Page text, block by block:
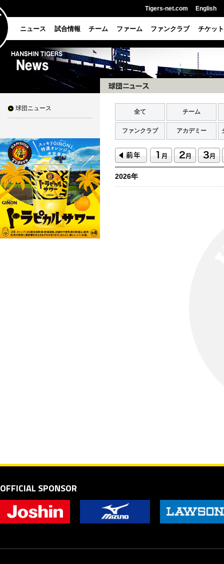
Tigers-net.com English
ニュース 試合情報 チーム ファーム ファンクラブ チケット
球団ニュース 全て チーム
ファンクラブ アカデミー
2026年
OFFICIAL SPONSOR